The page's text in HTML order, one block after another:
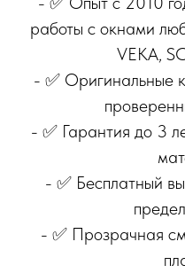
работы с окнами
VEKA,
- ✅ Оригинальные
- ✅ Гарантия до 3
- ✅ Бесплатный
- ✅ Прозрачная